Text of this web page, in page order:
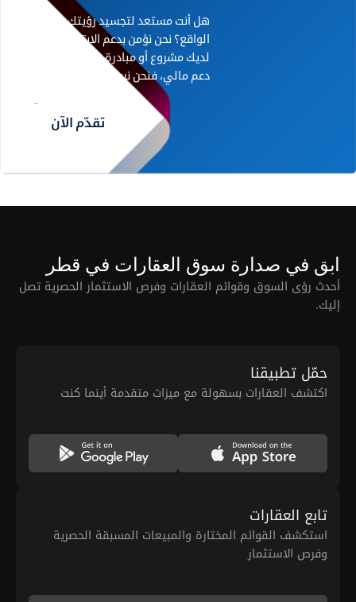
هل أنت مستعد لتجسيد رؤيتك على أرض
الواقع؟ نحن نؤمن بدعم الابتكار. إذا كان
لديك مشروع أو مبادرة رائدة تحتاج إلى
دعم مالي، فنحن نريد أن نسمع منك.
تقدّم الآن
ابق في صدارة سوق العقارات في قطر
أحدث رؤى السوق وقوائم العقارات وفرص الاستثمار الحصرية تصل
إليك.
حمّل تطبيقنا
اكتشف العقارات بسهولة مع ميزات متقدمة أينما كنت
تابع العقارات
استكشف القوائم المختارة والمبيعات المسبقة الحصرية
وفرص الاستثمار